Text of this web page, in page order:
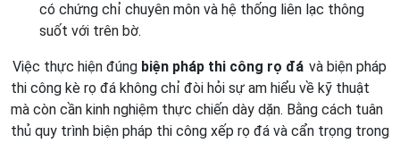
có chứng chỉ chuyên môn và hệ thống liên lạc thông
suốt với trên bờ.
Việc thực hiện đúng biện pháp thi công rọ đá và biện pháp
thi công kè rọ đá không chỉ đòi hỏi sự am hiểu về kỹ thuật
mà còn cần kinh nghiệm thực chiến dày dặn. Bằng cách tuân
thủ quy trình biện pháp thi công xếp rọ đá và cẩn trọng trong